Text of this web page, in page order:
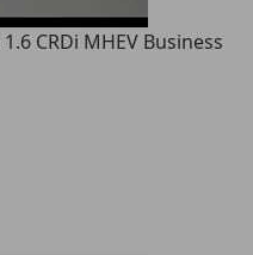
CRDi MHEV Business